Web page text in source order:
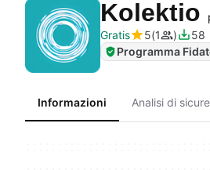
Kolektio
Gratis
5 1
58
Programma
Informazioni Analisi di